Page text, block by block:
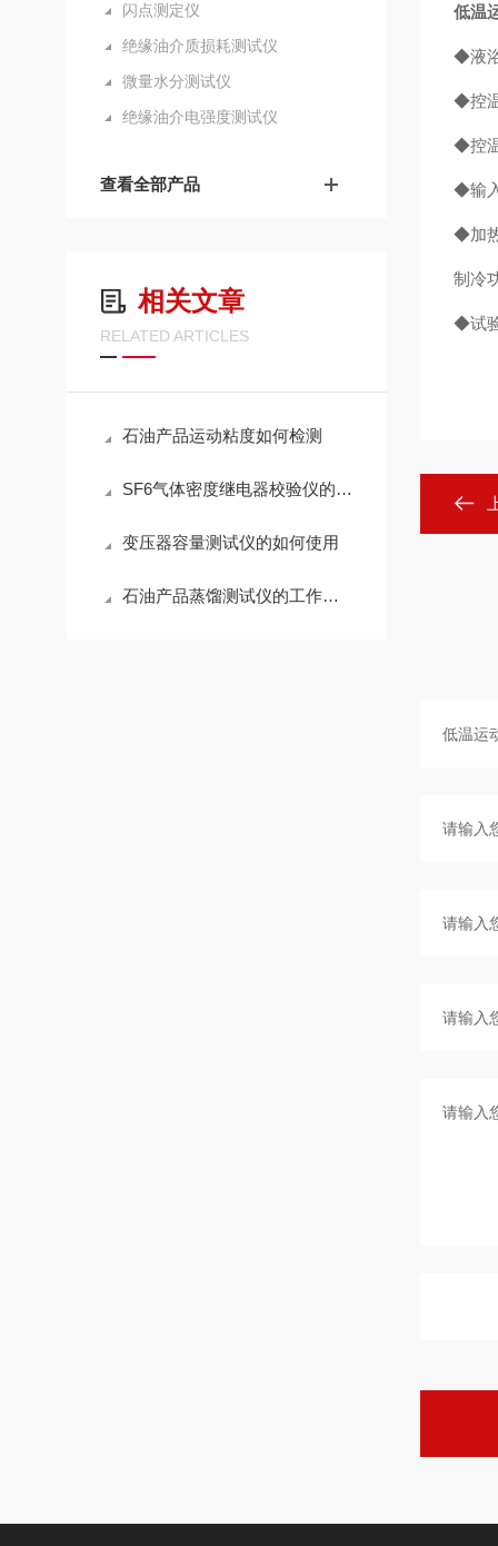
闪点测定仪
绝缘油介质损耗测试仪
微量水分测试仪
绝缘油介电强度测试仪
查看全部产品
相关文章
RELATED ARTICLES
石油产品运动粘度如何检测
SF6气体密度继电器校验仪的工作原理
变压器容量测试仪的如何使用
石油产品蒸馏测试仪的工作原理
低温
◆液
◆控
◆控
◆输
◆加
制冷
◆试